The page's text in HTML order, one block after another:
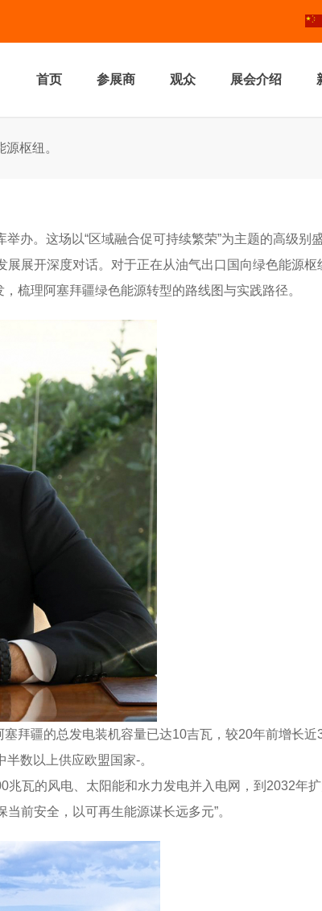
首页 参展商 观众 展会介绍
枢纽。
办。这场以“区域融合促可持续繁荣”为主题的高级别
展开深度对话。对于正在从油气出口国向绿色能源
梳理阿塞拜疆绿色能源转型的路线图与实践路径。
拜疆的总发电装机容量已达10吉瓦，较20年前增长近
数以上供应欧盟国家-。
瓦的风电、太阳能和水力发电并入电网，到2032年
前安全，以可再生能源谋长远多元”。